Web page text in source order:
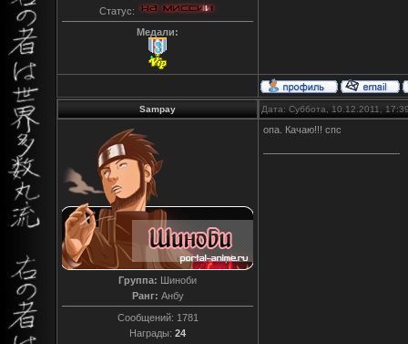
Статус:
Медали:
Sampay Дата: Суббота, 10.12.2011,
Группа: Шиноби
Ранг: Анбу
Сообщений: 1781
Награды: 24
опа. Качаю!!! спс